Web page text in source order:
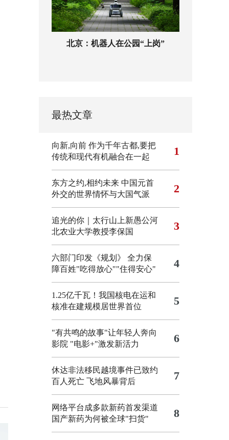
北京：机器人在公园“上岗”
最热文章
向新,向前 作为千年古都,要把
传统和现代有机融合在一起
1
东方之约,相约未来 中国元首
外交的世界情怀与大国气派
2
追光的你｜太行山上新愚公河
北农业大学教授李保国
3
六部门印发《规划》 全力保
障百姓"吃得放心""住得安心"
4
1.25亿千瓦！我国核电在运和
核准在建规模居世界首位
5
"有共鸣的故事"让年轻人奔向
影院 "电影+"激发新活力 6
休达非法移民越境事件已致约
百人死亡 飞地风暴背后 7
网络平台成多款新药首发渠道
国产新药为何被全球"扫货"
8